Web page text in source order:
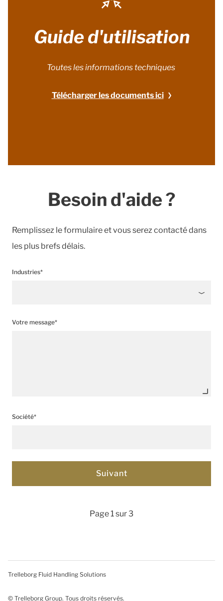
Guide d'utilisation
Toutes les informations techniques
Télécharger les documents ici
Besoin d'aide ?
Remplissez le formulaire et vous serez contacté dans
les plus brefs délais.
Industries*
Votre message*
Société*
Page 1 sur 3
Trelleborg Fluid Handling Solutions
© Trelleborg Group. Tous droits réservés.